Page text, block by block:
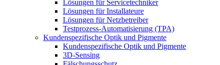
Lösungen für Servicetechniker
Lösungen für Installateure
Lösungen für Netzbetreiber
Testprozess-Automatisierung (TPA)
Kundenspezifische Optik und Pigmente
Kundenspezifische Optik und Pigmente
3D-Sensing